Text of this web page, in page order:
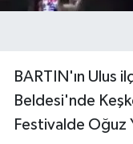
BARTIN'ın Ulus
Beldesi'nde
Festivalde Oğuz